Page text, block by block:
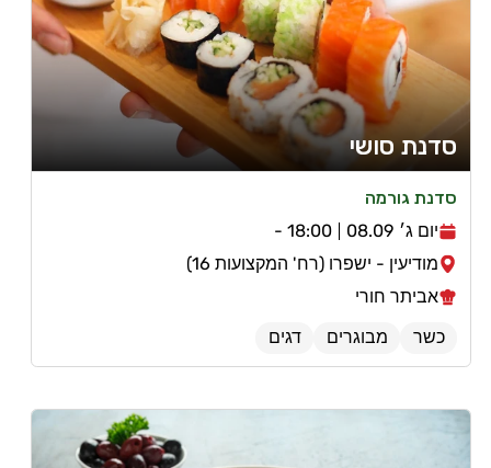
סדנת סושי
סדנת גורמה
יום ג׳ 08.09
18:00 -
מודיעין - ישפרו (רח' המקצועות 16)
אביתר חורי
כשר
מבוגרים דגים